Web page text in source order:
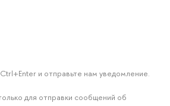
и отправьте нам уведомление.
для отправки сообщений об